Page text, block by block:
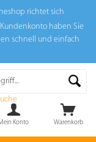
richtet sich
haben Sie
schnell und einfach
Warenkorb
Konto